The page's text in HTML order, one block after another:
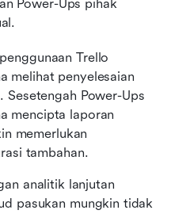
Power-Ups pihak
Trello
melihat penyelesaian
Sesetengah Power-Ups
mencipta laporan
memerlukan
tambahan.
analitik lanjutan
pasukan mungkin tidak